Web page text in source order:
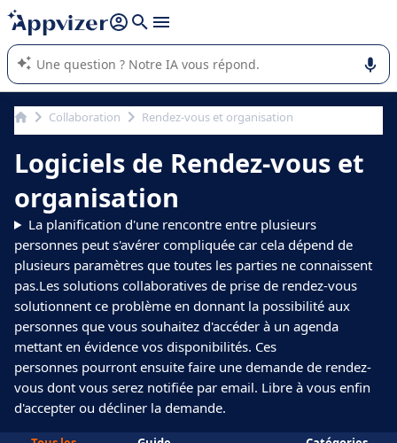
répondre (plusieurs lignes avec
L'IA de Appvizer vous guide dans l'utilisation ou la sélection de
logiciel SaaS en entreprise.
Collaboration Rendez-vous et organisation
Logiciels de Rendez-vous et
organisation
La planification d'une rencontre entre plusieurs
personnes peut s'avérer compliquée car cela dépend de
plusieurs paramètres que toutes les parties ne connaissent
pas.Les solutions collaboratives de prise de rendez-vous
solutionnent ce problème en donnant la possibilité aux
personnes que vous souhaitez d'accéder à un agenda
mettant en évidence vos disponibilités. Ces
personnes pourront ensuite faire une demande de rendez-
vous dont vous serez notifiée par email. Libre à vous enfin
d'accepter ou décliner la demande.